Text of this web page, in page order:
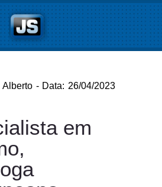
- Data: 26/04/2023
em